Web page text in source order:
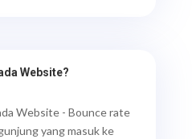
Website?
Website - Bounce rate
yang masuk ke